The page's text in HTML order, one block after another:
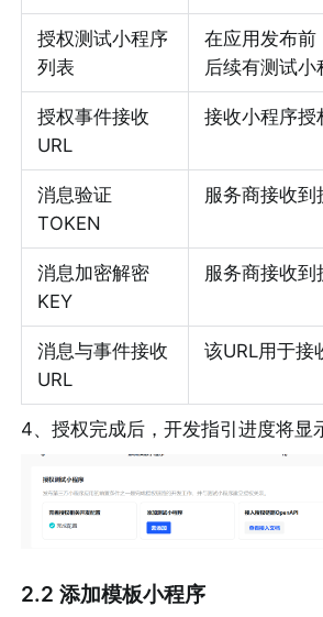
授权测试小程序
列表
在应用发布前
后续有测试
授权事件接收
URL
接收小程序
消息验证
TOKEN
服务商接收
消息加密解密
KEY
服务商接收
消息与事件接收
URL
该URL用于接
4、授权完成后，开发指引进度将显
2.2 添加模板小程序